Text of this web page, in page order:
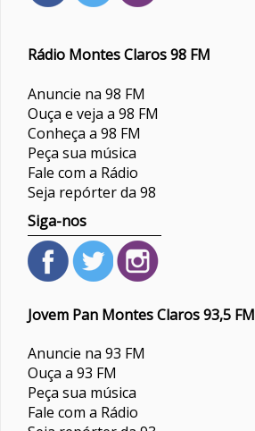
Rádio Montes Claros 98 FM
Anuncie na 98 FM
Ouça e veja a 98 FM
Conheça a 98 FM
Peça sua música
Fale com a Rádio
Seja repórter da 98
Siga-nos
Jovem Pan Montes Claros 93,5 FM
Anuncie na 93 FM
Ouça a 93 FM
Peça sua música
Fale com a Rádio